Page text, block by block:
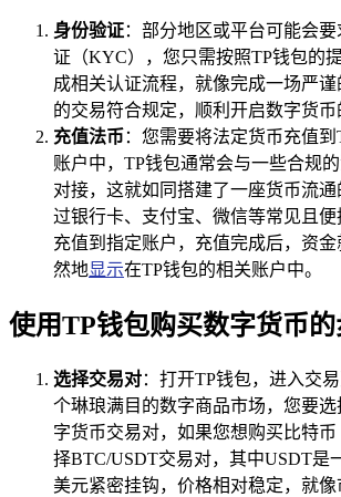
身份验证：部分地区或平台可能会
证（KYC），您只需按照TP钱包的
成相关认证流程，就像完成一场严
的交易符合规定，顺利开启数字货币
充值法币 ：您需要将法定货币充值
账户中，TP钱包通常会与一些合规
对接，这就如同搭建了一座货币流
过银行卡、支付宝、微信等常见且
充值到指定账户，充值完成后，资
然地显示在TP钱包的相关账户中。
使用TP钱包购买数字货币
选择交易对：打开TP钱包，进入交
个琳琅满目的数字商品市场，您要
字货币交易对，如果您想购买比特
择BTC/USDT交易对，其中USDT是
美元紧密挂钩，价格相对稳定，就